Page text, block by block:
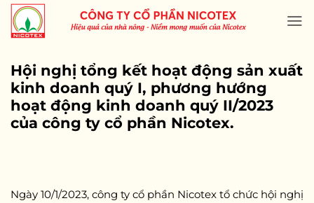
Skip
content
Hội nghị tổng kết hoạt động sản xuất
kinh doanh quý I, phương hướng
hoạt động kinh doanh quý II/2023
của công ty cổ phần Nicotex.
Ngày 10/1/2023, công ty cổ phần Nicotex tổ chức hội nghị